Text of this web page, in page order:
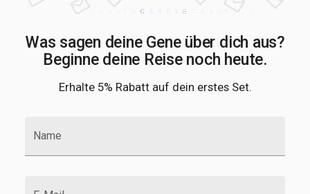
Was sagen deine Gene über dich aus?
Beginne deine Reise noch heute.
Erhalte 5% Rabatt auf dein erstes Set.
Name